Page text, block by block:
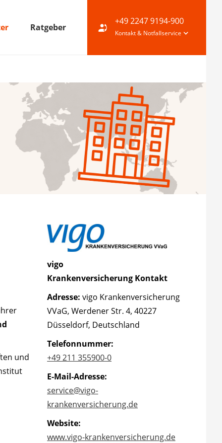
Ratgeber
+49 2247 9194-900
Kontakt & Notfallservice
und
vigo
Krankenversicherung Kontakt
Adresse: vigo Krankenversicherung
VVaG, Werdener Str. 4, 40227
Düsseldorf, Deutschland​
Telefonnummer:
+49 211 355900-0
E-Mail-Adresse:
service@vigo-
krankenversicherung.de
Website:
www.vigo-krankenversicherung.de